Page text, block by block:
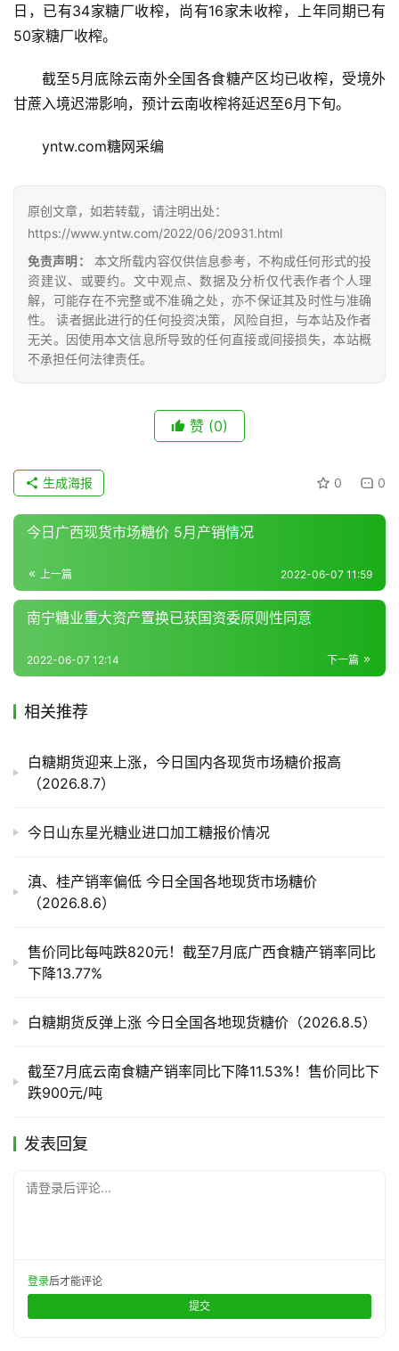
首
公
众
号
现
货
报
价
地
频
道
产
链
产
运
日，已有34家糖厂收榨，尚有16家未收榨，上年同期已有
50家糖厂收榨。
截至5月底除云南外全国各食糖产区均已收榨，受境外
甘蔗入境迟滞影响，预计云南收榨将延迟至6月下旬。
yntw.com糖网采编
原创文章，如若转载，请注明出处：
https://www.yntw.com/2022/06/20931.html
免责声明：
本文所载内容仅供信息参考，不构成任何形式的投
资建议、或要约。文中观点、数据及分析仅代表作者个人理
解，可能存在不完整或不准确之处，亦不保证其及时性与准确
性。 读者据此进行的任何投资决策，风险自担，与本站及作者
无关。因使用本文信息所导致的任何直接或间接损失，本站概
不承担任何法律责任。
赞 (0)
0 0
生成海报
今日广西现货市场糖价 5月产销情况
上一篇 2022-06-07 11:59
南宁糖业重大资产置换已获国资委原则性同意
下一篇
2022-06-07 12:14
相关推荐
白糖期货迎来上涨，今日国内各现货市场糖价报高
（2026.8.7）
今日山东星光糖业进口加工糖报价情况
滇、桂产销率偏低 今日全国各地现货市场糖价
（2026.8.6）
售价同比每吨跌820元！截至7月底广西食糖产销率同比
下降13.77%
白糖期货反弹上涨 今日全国各地现货糖价（2026.8.5）
截至7月底云南食糖产销率同比下降11.53%！售价同比下
跌900元/吨
发表回复
请登录后评论...
登录后才能评论
提交